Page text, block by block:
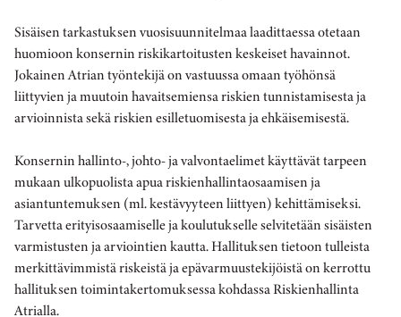
Sisäisen tarkastuksen vuosisuunnitelmaa laadittaessa otetaan
huomioon konsernin riskikartoitusten keskeiset havainnot.
Jokainen Atrian työntekijä on vastuussa omaan työhönsä
liittyvien ja muutoin havaitsemiensa riskien tunnistamisesta ja
arvioinnista sekä riskien esilletuomisesta ja ehkäisemisestä.
Konsernin hallinto-, johto- ja valvontaelimet käyttävät tarpeen
mukaan ulkopuolista apua riskienhallintaosaamisen ja
asiantuntemuksen (ml. kestävyyteen liittyen) kehittämiseksi.
Tarvetta erityisosaamiselle ja koulutukselle selvitetään sisäisten
varmistusten ja arviointien kautta. Hallituksen tietoon tulleista
merkittävimmistä riskeistä ja epävarmuustekijöistä on kerrottu
hallituksen toimintakertomuksessa kohdassa Riskienhallinta
Atrialla.